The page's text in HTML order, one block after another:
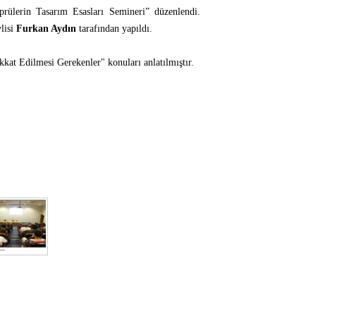
Tasarım Esasları Semineri” düzenlendi.
Furkan Aydın tarafından yapıldı.
Edilmesi Gerekenler" konuları anlatılmıştır.